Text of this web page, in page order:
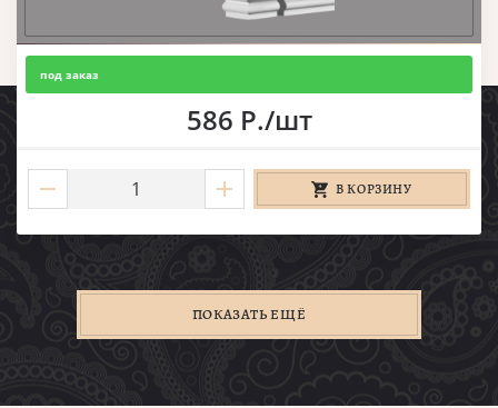
под заказ
586 Р./шт
В КОРЗИНУ
ПОКАЗАТЬ ЕЩЁ